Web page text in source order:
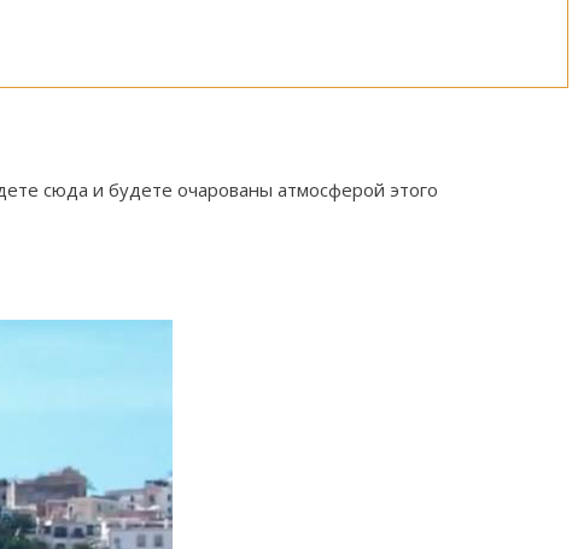
сюда и будете очарованы атмосферой этого